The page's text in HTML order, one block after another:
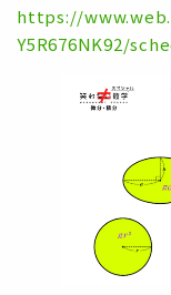
https://
Y5R676NK92/